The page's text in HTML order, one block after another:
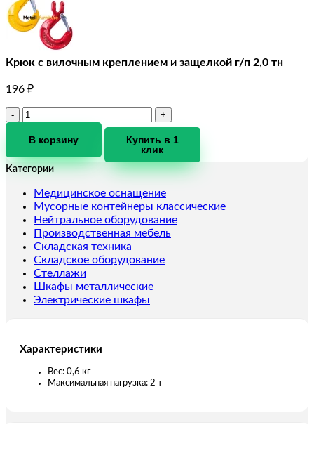
Крюк с вилочным креплением и защелкой г/п 2,0 тн
196 ₽
Количество
Крюк
вилочным
и
защелкой
г/
п
2,0
тн
В корзину
Купить в 1
клик
Категории
Медицинское оснащение
Мусорные контейнеры классические
Нейтральное оборудование
Производственная мебель
Складская техника
Складское оборудование
Стеллажи
Шкафы металлические
Электрические шкафы
Характеристики
Вес: 0,6 кг
Максимальная нагрузка: 2 т